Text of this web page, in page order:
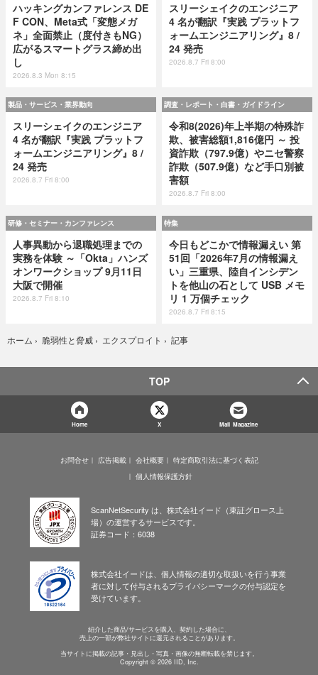
ハッキングカンファレンス DE
F CON、Meta式「変態メガ
ネ」全面禁止（度付きもNG）
広がるスマートグラス締め出
し
2026.8.3 Mon 8:15
スリーシェイクのエンジニア
4 名が翻訳『実践 プラットフ
ォームエンジニアリング』8 /
24 発売
2026.8.7 Fri 8:00
製品・サービス・業界動向
スリーシェイクのエンジニア
4 名が翻訳『実践 プラットフ
ォームエンジニアリング』8 /
24 発売
2026.8.7 Fri 8:00
調査・レポート・白書・ガイドライン
令和8(2026)年上半期の特殊詐
欺、被害総額1,816億円 ～ 投
資詐欺（797.9億）やニセ警察
詐欺（507.9億）など手口別被
害額
2026.8.7 Fri 8:00
研修・セミナー・カンファレンス
人事異動から退職処理までの
実務を体験 ～「Okta」ハンズ
オンワークショップ 9月11日
大阪で開催
2026.8.7 Fri 8:10
特集
今日もどこかで情報漏えい 第
51回「2026年7月の情報漏え
い」三重県、陸自インシデン
トを他山の石として USB メモ
リ 1 万個チェック
2026.8.7 Fri 8:15
ホーム › 脆弱性と脅威 › エクスプロイト › 記事
TOP
Home X Mail Magazine
お問合せ 広告掲載 会社概要
特定商取引法に基づく表記
個人情報保護方針
ScanNetSecurity は、株式会社イード（東証グロース上
場）の運営するサービスです。
証券コード：6038
株式会社イードは、個人情報の適切な取扱いを行う事業
者に対して付与されるプライバシーマークの付与認定を
受けています。
紹介した商品/サービスを購入、契約した場合に、
売上の一部が弊社サイトに還元されることがあります。
当サイトに掲載の記事・見出し・写真・画像の無断転載を禁じます。
Copyright © 2026 IID, Inc.